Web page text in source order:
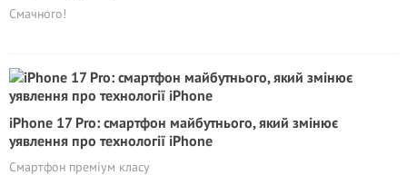
Смачного!
iPhone 17 Pro: смартфон майбутнього, який змінює
уявлення про технології iPhone
Смартфон преміум класу